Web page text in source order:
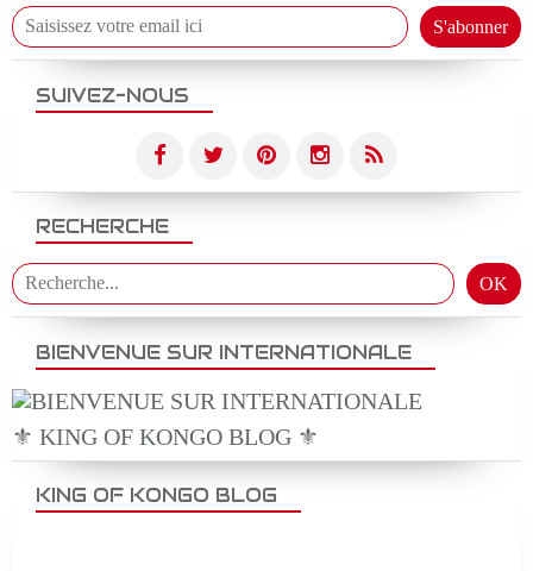
SUIVEZ-NOUS
RECHERCHE
BIENVENUE SUR INTERNATIONALE
⚜️ KING OF KONGO BLOG ⚜️
KING OF KONGO BLOG